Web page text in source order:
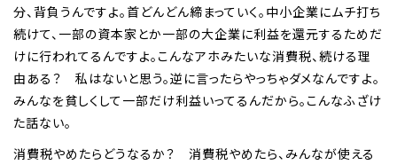
分、背負うんですよ。首どんどん締まっていく。中小企業にムチ打ち
続けて、一部の資本家とか一部の大企業に利益を還元するためだ
けに行われてるんですよ。こんなアホみたいな消費税、続ける理
由ある？ 私はないと思う。逆に言ったらやっちゃダメなんですよ。
みんなを貧しくして一部だけ利益いってるんだから。こんなふざけ
た話ない。
消費税やめたらどうなるか？ 消費税やめたら、みんなが使える